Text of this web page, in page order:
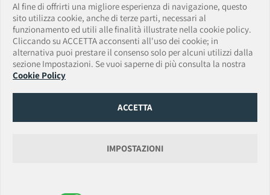
VULNERABILITY DISCLOSURE POLICY
AmTrust Assicurazioni S.p.A.
Sede Legale: Via Clerici • 14 • 20121 Milano • Italia
Tel. + 39 0283438150 • Fax + 39 0283438174
PEC: amtrust.assicurazioni@pec.it• Email:
amtrust.assicurazioni@amtrustgroup.com
Capitale Sociale € 5.500.000,00 • P.IVA e C.F. 01917540518 • Data iscrizione Registro
Numero REA MI-2562338 Provvedimento autorizzazione ISVAP n. 2595 del
14/03/2008
Gruppo di appartenenza AmTrust Financial Services, Inc. (AFSI).
Rappresentanza Generale per l’Italia: Via Clerici, 14 • 20121 Milano
Al fine di offrirti una migliore esperienza di navigazione, questo
sito utilizza cookie, anche di terze parti, necessari al
funzionamento ed utili alle finalità illustrate nella cookie policy.
Cliccando su ACCETTA acconsenti all'uso dei cookie; in
alternativa puoi prestare il consenso solo per alcuni utilizzi dalla
sezione Impostazioni. Se vuoi saperne di più consulta la nostra
Cookie Policy
ACCETTA
IMPOSTAZIONI